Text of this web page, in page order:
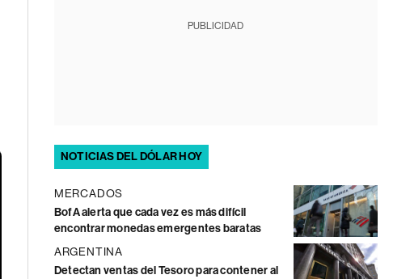
PUBLICIDAD
NOTICIAS DEL DÓLAR HOY
MERCADOS
BofA alerta que cada vez es más difícil
encontrar monedas emergentes baratas
ARGENTINA
Detectan ventas del Tesoro para contener al